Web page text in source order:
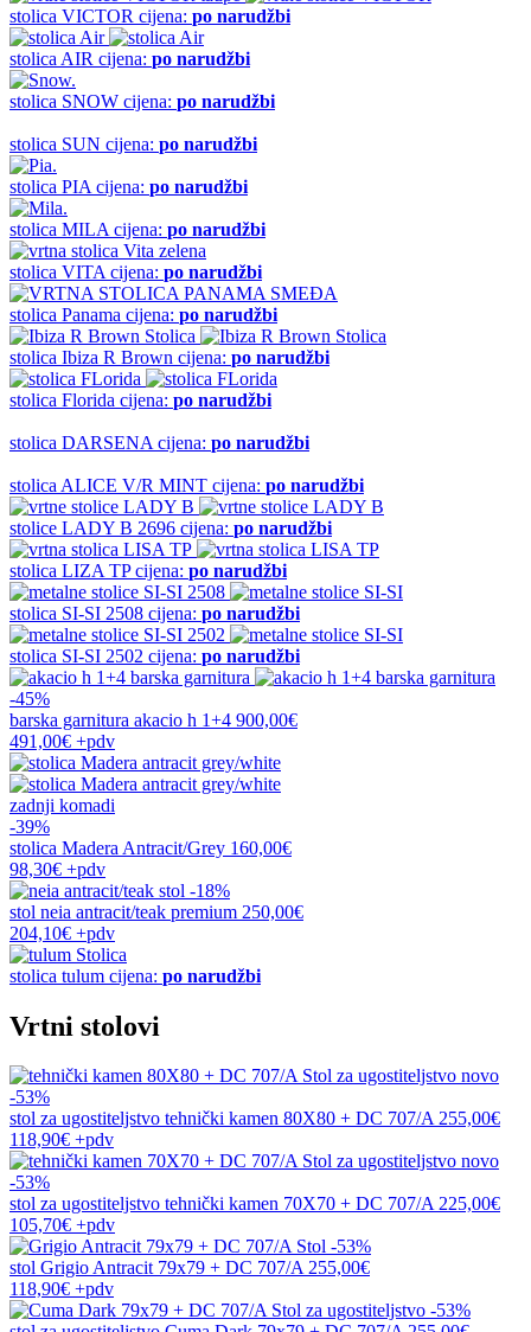
stolica VICTOR cijena: po narudžbi
stolica AIR cijena: po narudžbi
stolica SNOW cijena: po narudžbi
stolica SUN cijena: po narudžbi
stolica PIA cijena: po narudžbi
stolica MILA cijena: po narudžbi
stolica VITA cijena: po narudžbi
stolica Panama cijena: po narudžbi
stolica Ibiza R Brown cijena: po narudžbi
stolica Florida cijena: po narudžbi
stolica DARSENA cijena: po narudžbi
stolica ALICE V/R MINT cijena: po narudžbi
stolice LADY B 2696 cijena: po narudžbi
stolica LIZA TP cijena: po narudžbi
stolica SI-SI 2508 cijena: po narudžbi
stolica SI-SI 2502 cijena: po narudžbi
-45%
barska garnitura akacio h 1+4 900,00€
491,00€ +pdv
zadnji komadi
-39%
stolica Madera Antracit/Grey 160,00€
98,30€ +pdv
-18%
stol neia antracit/teak premium 250,00€
204,10€ +pdv
stolica tulum cijena: po narudžbi
Vrtni stolovi
novo
-53%
stol za ugostiteljstvo tehnički kamen 80X80 + DC 707/A 255,00€
118,90€ +pdv
novo
-53%
stol za ugostiteljstvo tehnički kamen 70X70 + DC 707/A 225,00€
105,70€ +pdv
-53%
stol Grigio Antracit 79x79 + DC 707/A 255,00€
118,90€ +pdv
-53%